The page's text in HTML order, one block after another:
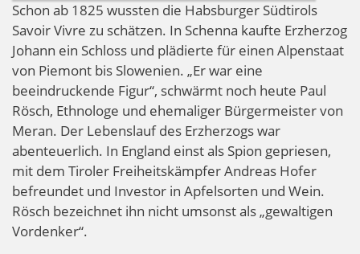
Schon ab 1825 wussten die Habsburger Südtirols
Savoir Vivre zu schätzen. In Schenna kaufte Erzherzog
Johann ein Schloss und plädierte für einen Alpenstaat
von Piemont bis Slowenien. „Er war eine
beeindruckende Figur“, schwärmt noch heute Paul
Rösch, Ethnologe und ehemaliger Bürgermeister von
Meran. Der Lebenslauf des Erzherzogs war
abenteuerlich. In England einst als Spion gepriesen,
mit dem Tiroler Freiheitskämpfer Andreas Hofer
befreundet und Investor in Apfelsorten und Wein.
Rösch bezeichnet ihn nicht umsonst als „gewaltigen
Vordenker“.